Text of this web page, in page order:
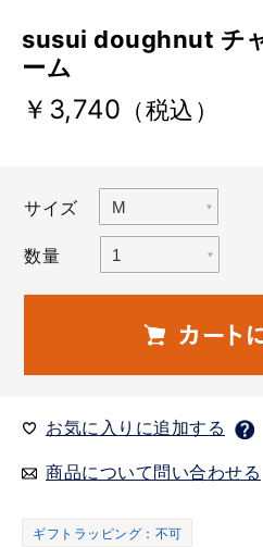
susui doughnut チ
ーム
￥3,740 （税込）
サイズ
数量
お気に入りに追加する
商品について問い合わせる
ギフトラッピング：不可